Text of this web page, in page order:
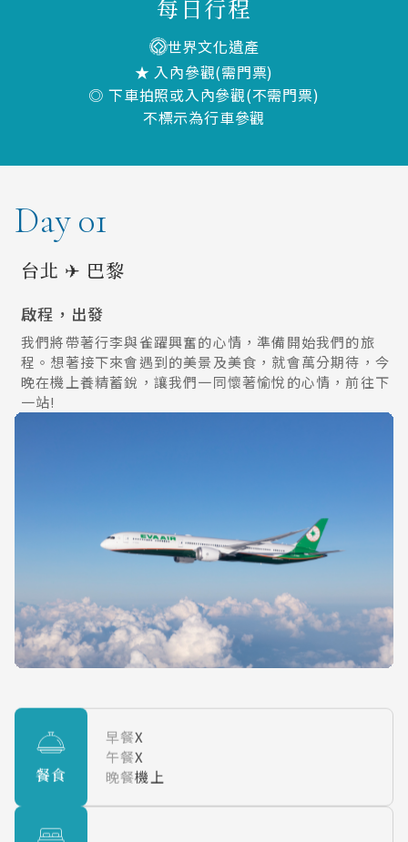
每日行程
世界文化遺產
★ 入內參觀(需門票)
◎ 下車拍照或入內參觀(不需門票)
不標示為行車參觀
Day 01
台北 ✈ 巴黎
啟程，出發
我們將帶著行李與雀躍興奮的心情，準備開始我們的旅
程。想著接下來會遇到的美景及美食，就會萬分期待，今
晚在機上養精蓄銳，讓我們一同懷著愉悅的心情，前往下
一站!
餐食
早餐X
午餐X
晚餐機上